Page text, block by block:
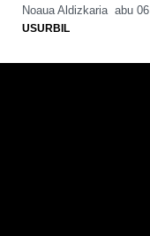
Noaua Aldizkaria abu 06
USURBIL